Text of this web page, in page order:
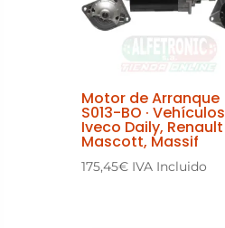
Motor de Arranque
S013-BO · Vehículos
Iveco Daily, Renault
Mascott, Massif
175,45€ IVA Incluido